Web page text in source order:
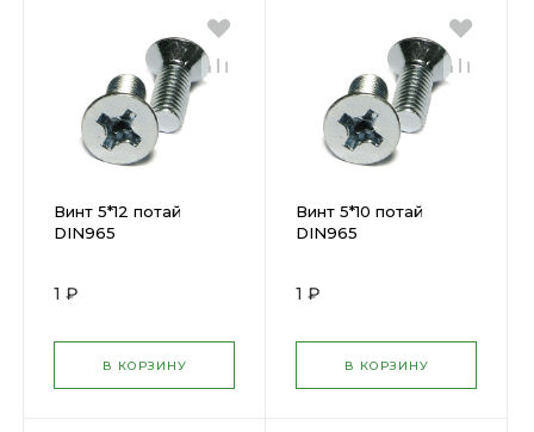
Винт 5*12 потай
DIN965
1 ₽
В КОРЗИНУ
Винт 5*10 потай
DIN965
1 ₽
В КОРЗИНУ